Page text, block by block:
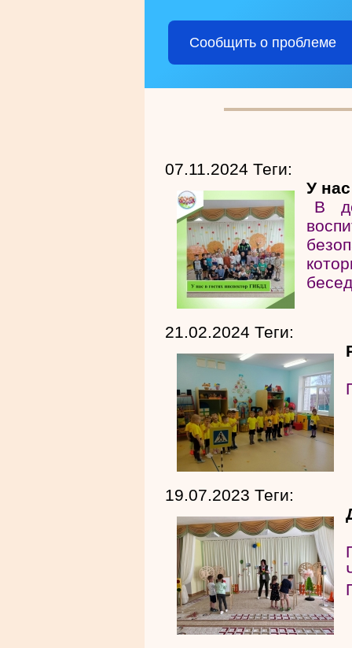
Сообщить о проблеме
07.11.2024 Теги:
У
В
21.02.2024 Теги:
19.07.2023 Теги: